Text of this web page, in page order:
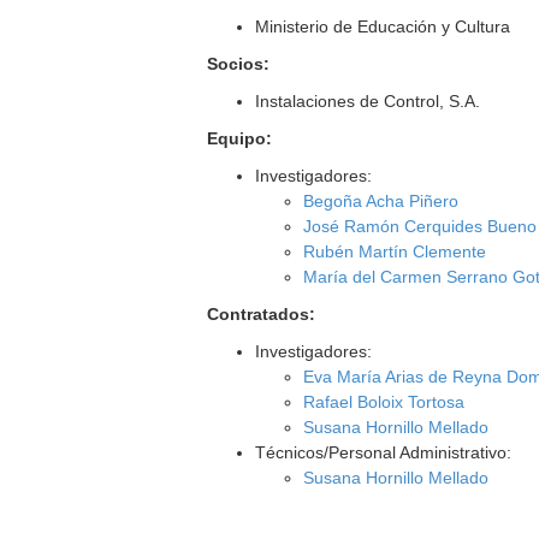
Ministerio de Educación y Cultura
Socios:
Instalaciones de Control, S.A.
Equipo:
Investigadores:
Begoña Acha Piñero
José Ramón Cerquides Bueno
Rubén Martín Clemente
María del Carmen Serrano
Contratados:
Investigadores:
Eva María Arias de Reyna
Rafael Boloix Tortosa
Susana Hornillo Mellado
Técnicos/Personal Administrativo:
Susana Hornillo Mellado